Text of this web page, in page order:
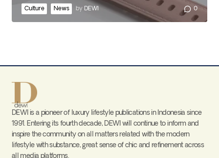
Culture News by DEWI 0
DEWI is a pioneer of luxury lifestyle publications in Indonesia since
1991. Entering its fourth decade, DEWI will continue to inform and
inspire the community on all matters related with the modern
lifestyle with substance, great sense of chic and refinement across
all media platforms.